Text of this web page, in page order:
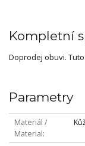
Kompletní
Doprodej obuvi.
Parametry
Materiál /
Material